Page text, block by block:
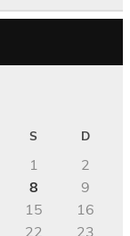
S D
1
2
8
9
15
16
22
23